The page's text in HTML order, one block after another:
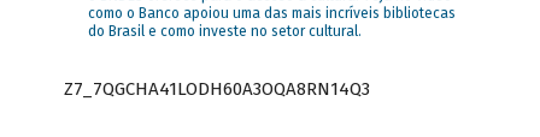
como o Banco apoiou uma das mais incríveis bibliotecas
do Brasil e como investe no setor cultural.
Z7_7QGCHA41LODH60A3OQA8RN14Q3